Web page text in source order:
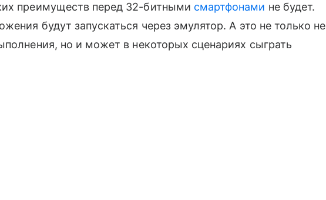
преимуществ перед 32-битными смартфонами не будет.
будут запускаться через эмулятор. А это не только не
но и может в некоторых сценариях сыграть